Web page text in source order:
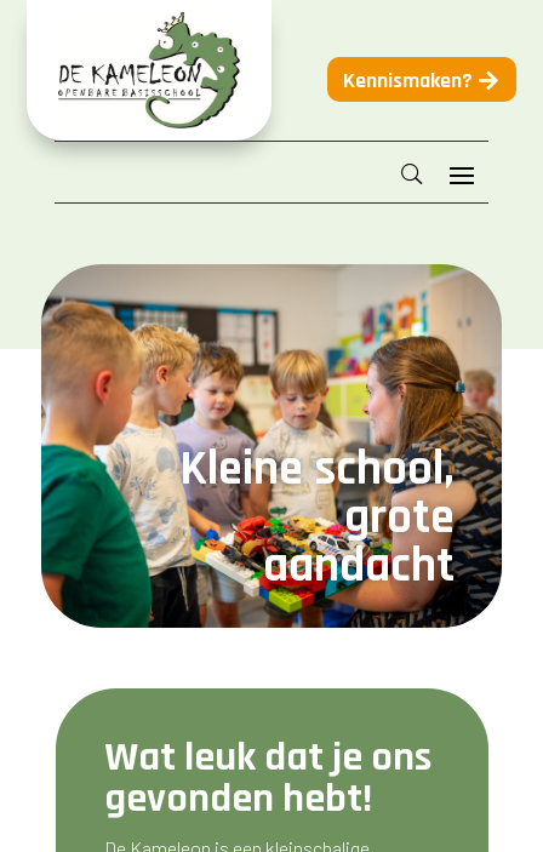
Kennismaken?
Kleine school,
grote
aandacht
Wat leuk dat je ons
gevonden hebt!